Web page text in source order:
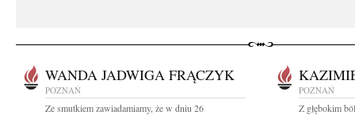
WANDA JADWIGA FRĄCZYK
POZNAŃ
Ze smutkiem zawiadamiamy, że w dniu 26
POZNAŃ
Z głębokim